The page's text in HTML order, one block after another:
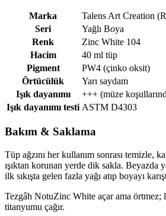
Marka
Talens Art Creation
Seri
Yağlı Boya
Renk
Zinc White 104
Hacim
40 ml tüp
Pigment
PW4 (çinko oksit)
Örtücülük
Yarı saydam
Işık dayanımı
+++ (müze
Işık dayanımı testi ASTM D4303
Bakım & Saklama
Tüp ağzını her kullanım sonrası temizle,
ışıktan korunan yerde dik sakla. Beyazda
ilk sıkışta gelen fazla yağı atıp boyayı
Tezgâh NotuZinc White açar ama örtmez;
titanyumu çağır.